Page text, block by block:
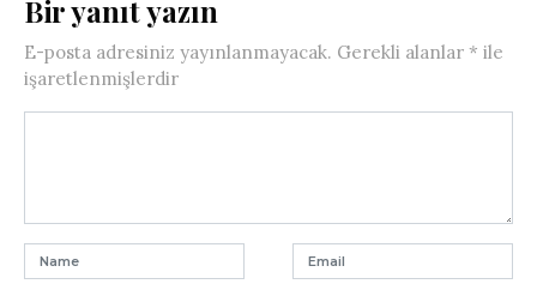
Bir yanıt yazın
E-posta adresiniz yayınlanmayacak. Gerekli alanlar * ile
işaretlenmişlerdir